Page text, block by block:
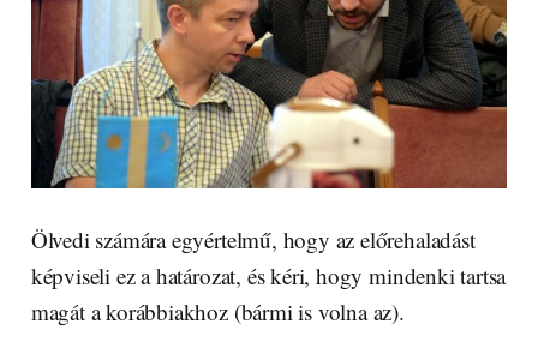
Ölvedi számára egyértelmű, hogy az előrehaladást
képviseli ez a határozat, és kéri, hogy mindenki tartsa
magát a korábbiakhoz (bármi is volna az).